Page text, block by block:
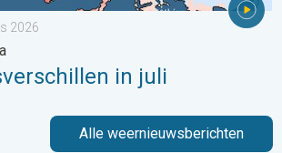
2026
in juli
Alle weernieuwsberichten